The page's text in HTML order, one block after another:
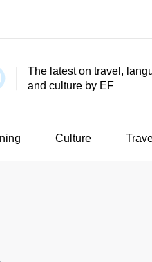
Programs
The latest on travel,
and culture by EF
Culture